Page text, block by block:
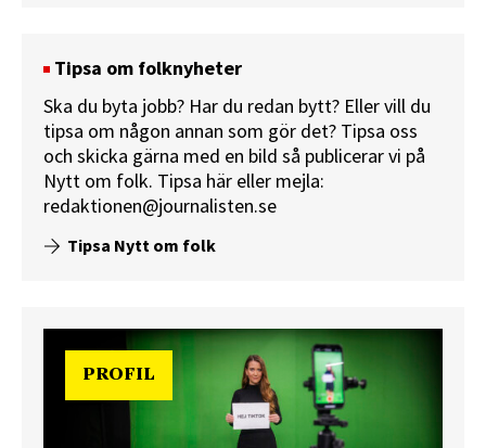
Tipsa om folknyheter
Ska du byta jobb? Har du redan bytt? Eller vill du
tipsa om någon annan som gör det? Tipsa oss
och skicka gärna med en bild så publicerar vi på
Nytt om folk. Tipsa här eller mejla:
redaktionen@journalisten.se
Tipsa Nytt om folk
PROFIL